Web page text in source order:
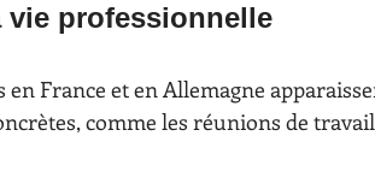
vie professionnelle
France et en Allemagne
comme les réunions de